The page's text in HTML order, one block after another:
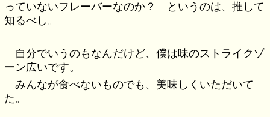
っていないフレーバーなのか？ というのは、推して
知るべし。
自分でいうのもなんだけど、僕は味のストライクゾ
ーン広いです。
みんなが食べないものでも、美味しくいただいて
た。